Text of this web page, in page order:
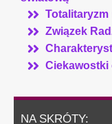
Totalitaryzm
Związek
Ciekawostki
NA SKRÓTY: